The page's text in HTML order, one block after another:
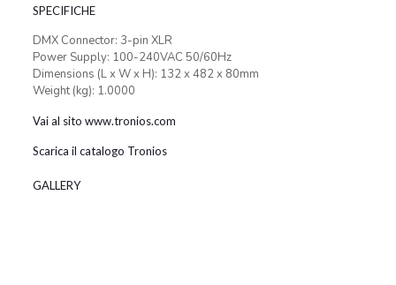
SPECIFICHE
DMX Connector: 3-pin XLR
Power Supply: 100-240VAC 50/60Hz
Dimensions (L x W x H): 132 x 482 x 80mm
Weight (kg): 1.0000
Vai al sito www.tronios.com
Scarica il catalogo Tronios
GALLERY